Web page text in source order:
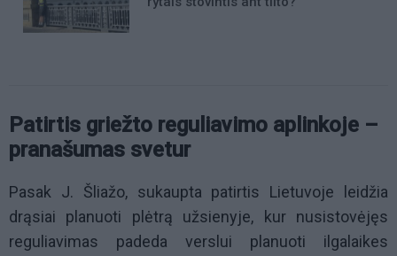
Patirtis griežto reguliavimo aplinkoje –
pranašumas svetur
Pasak J. Šliažo, sukaupta patirtis Lietuvoje leidžia
drąsiai planuoti plėtrą užsienyje, kur nusistovėjęs
reguliavimas padeda verslui planuoti ilgalaikes